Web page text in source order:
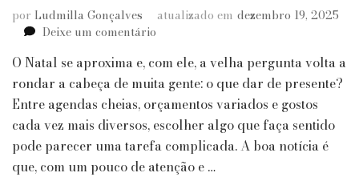
por Ludmilla Gonçalves atualizado em dezembro 19, 2025
Deixe um comentário
Natal:
Gift
Guide,
presentes
que
eu
gostaria
O Natal se aproxima e, com ele, a velha pergunta volta a
rondar a cabeça de muita gente: o que dar de presente?
Entre agendas cheias, orçamentos variados e gostos
cada vez mais diversos, escolher algo que faça sentido
pode parecer uma tarefa complicada. A boa notícia é
que, com um pouco de atenção e …